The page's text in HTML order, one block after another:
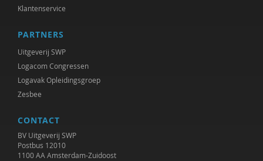
Klantenservice
PARTNERS
Uitgeverij SWP
Logacom Congressen
Logavak Opleidingsgroep
Zesbee
CONTACT
BV Uitgeverij SWP
Postbus 12010
1100 AA Amsterdam-Zuidoost